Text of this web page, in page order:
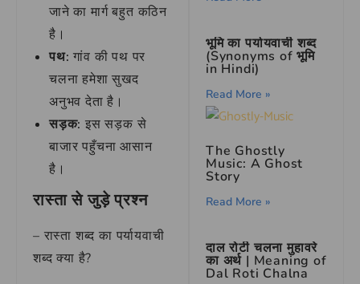
जाने का मार्ग बहुत कठिन
है।
पथ: गांव की पथ पर
चलना हमेशा सुखद
अनुभव देता है।
सड़क: इस सड़क से
बाजार पहुँचना आसान
है।
रास्ता से जुड़े प्रश्न
– रास्ता शब्द का पर्यायवाची
शब्द क्या है?
भूमि का पर्यायवाची शब्द
(Synonyms of भूमि
in Hindi)
Read More »
The Ghostly
Music: A Ghost
Story
Read More »
दाल रोटी चलना मुहावरे
का अर्थ | Meaning of
Dal Roti Chalna